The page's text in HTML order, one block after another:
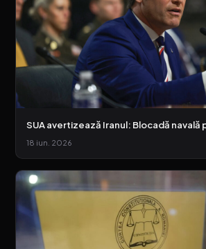
SUA avertizează Iranul: Blocadă navală
18 iun. 2026